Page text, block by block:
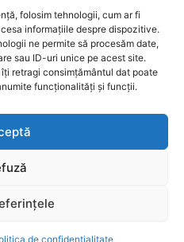
folosim tehnologii, cum ar fi
informațiile despre dispozitive.
ne permite să procesăm date,
sau ID-uri unice pe acest site.
retragi consimțământul dat poate
funcționalități și funcții.
de confidențialitate
website